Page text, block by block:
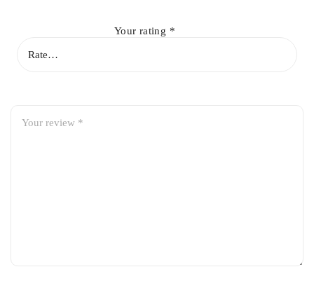
Your rating *